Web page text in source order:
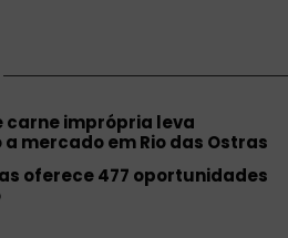
carne imprópria leva
mercado em Rio das Ostras
oferece 477 oportunidades